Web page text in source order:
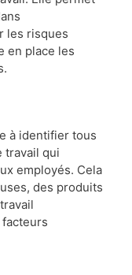
les risques
en place les
à identifier tous
travail qui
employés. Cela
des produits